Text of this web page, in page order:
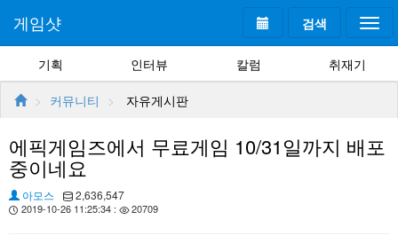
검색
게임샷
기획 인터뷰 칼럼 취재기
커뮤니티 자유게시판
에픽게임즈에서 무료게임 10/31일까지 배포
중이네요
아모스 2,636,547
2019-10-26 11:25:34 : 20709